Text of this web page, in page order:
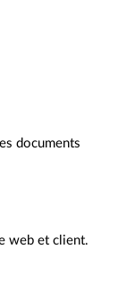
documents
web et client.